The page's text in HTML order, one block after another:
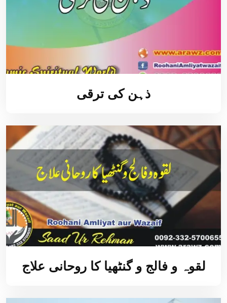
ذہن کی ترقی
لقوہ و فالج و گنٹھیا کا روحانی علاج